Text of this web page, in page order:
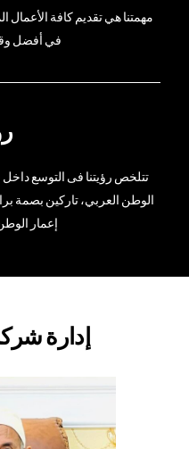
مهمتنا هي تقديم كافة الأعمال
في أفضل
تتلخص رؤيتنا فى التوسع
الوطن العربي، تاركين بصمة
إعمار
إدارة